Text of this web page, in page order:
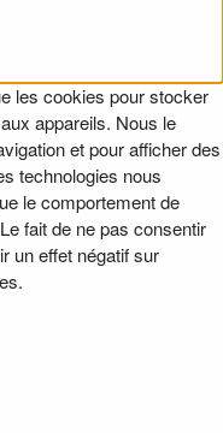
les cookies pour stocker
appareils. Nous le
et pour afficher des
technologies nous
le comportement de
fait de ne pas consentir
un effet négatif sur